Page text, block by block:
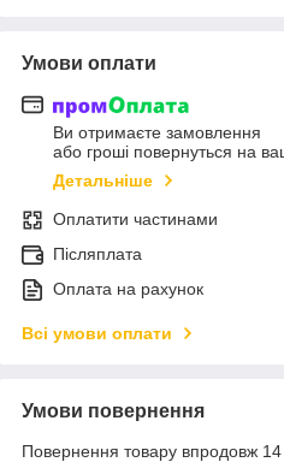
Умови оплати
Ви отримаєте замовлення
або гроші повернуться на
Детальніше
Оплатити частинами
Післяплата
Оплата на рахунок
Всі умови оплати
Умови повернення
Повернення товару впродовж 14